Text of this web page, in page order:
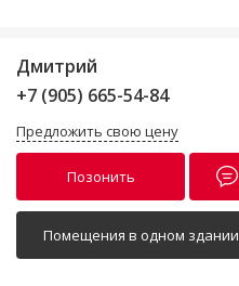
Дмитрий
+7 (905) 665-54-84
Предложить свою цену
Позонить
Помещения в одном здании